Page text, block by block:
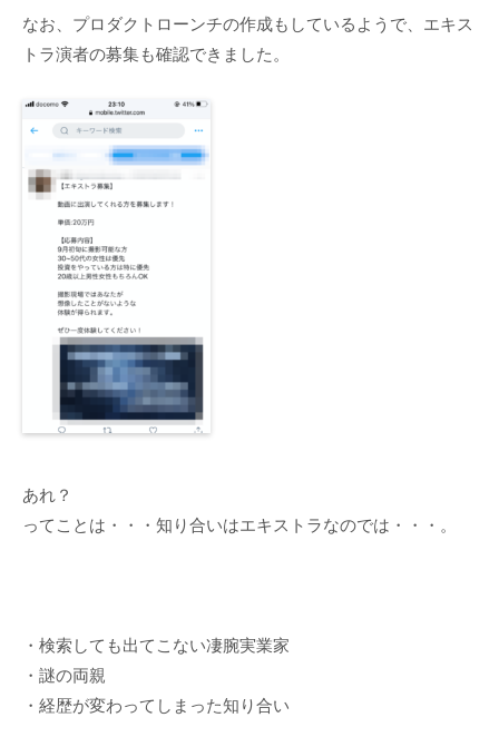
なお、プロダクトローンチの作成もしているようで、エキス
トラ演者の募集も確認できました。
あれ？
ってことは・・・知り合いはエキストラなのでは・・・。
・検索しても出てこない凄腕実業家
・謎の両親
・経歴が変わってしまった知り合い